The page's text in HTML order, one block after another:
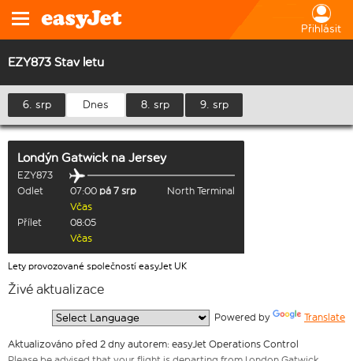
Přihlásit
EZY873 Stav letu
6. srp Dnes 8. srp 9. srp
Londýn Gatwick na Jersey
EZY873
Odlet
07:00 pá 7 srp
North Terminal
Včas
Přílet
08:05
Včas
Lety provozované společností easyJet UK
Živé aktualizace
Powered by Translate
Aktualizováno před 2 dny autorem: easyJet Operations Control